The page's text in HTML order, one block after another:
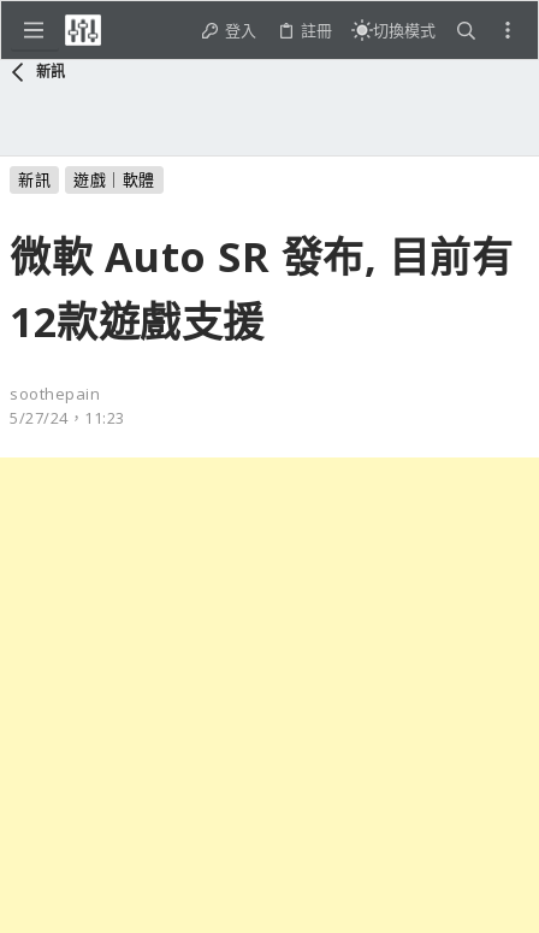
登入 註冊 切換模式
新訊
新訊 遊戲｜軟體
微軟 Auto SR 發布, 目前有
12款遊戲支援
soothepain
5/27/24，11:23